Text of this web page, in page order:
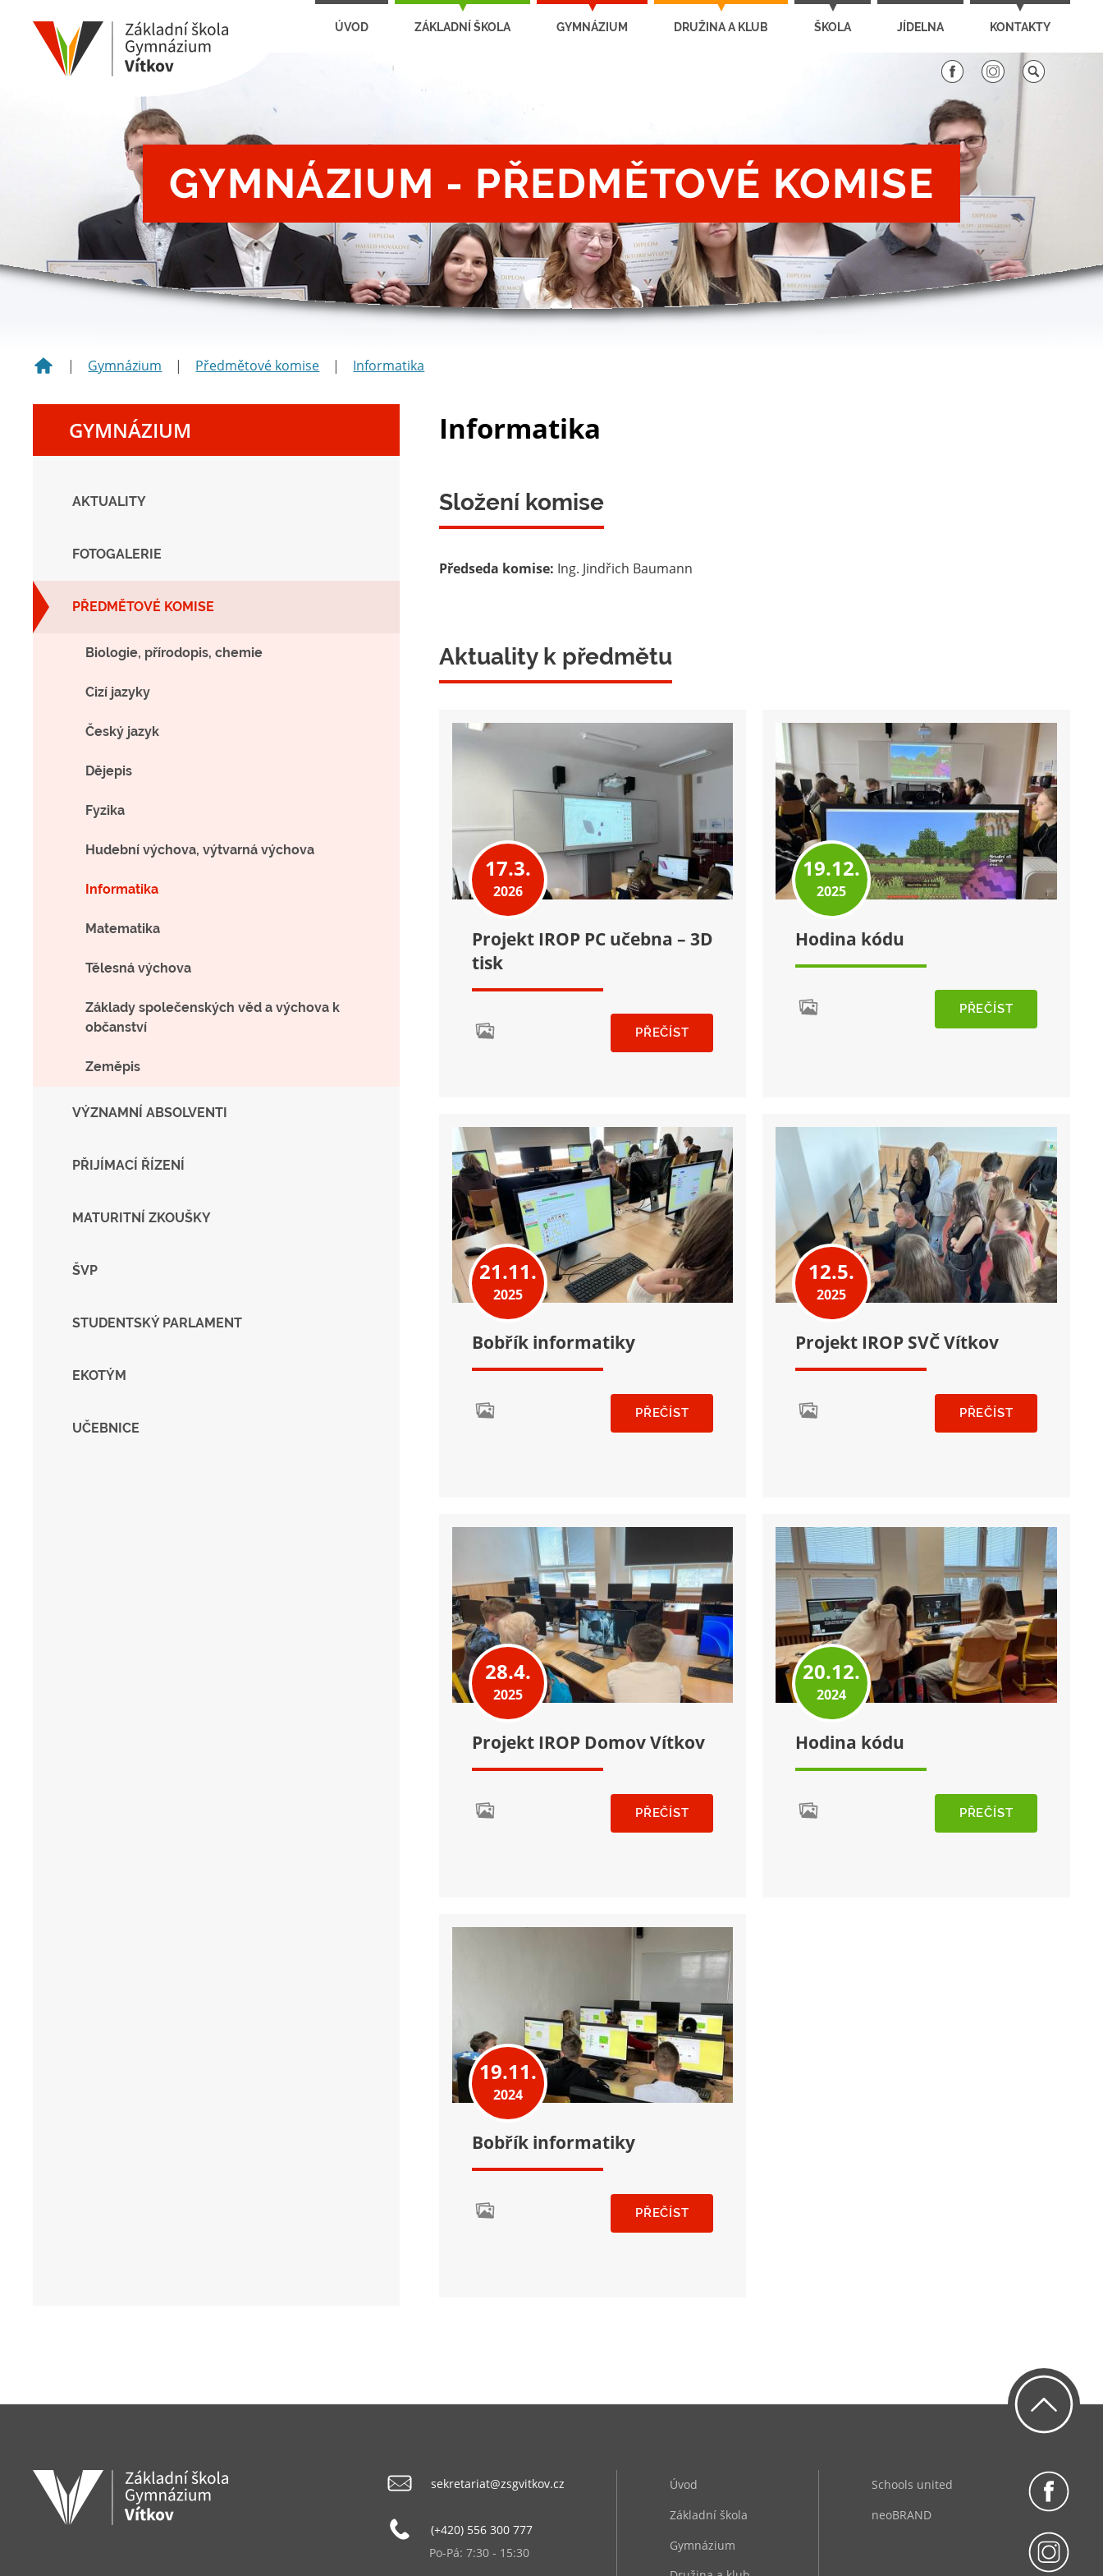
ÚVOD ZÁKLADNÍ ŠKOLA GYMNÁZIUM DRUŽINA A KLUB ŠKOLA JÍDELNA KONTAKTY
GYMNÁZIUM - PŘEDMĚTOVÉ KOMISE
| Gymnázium | Předmětové komise | Informatika
Informatika
Složení komise
Předseda komise: Ing. Jindřich Baumann
Aktuality k předmětu
17.3.
2026
Projekt IROP PC učebna – 3D
tisk
PŘEČÍST
19.12.
2025
Hodina kódu
PŘEČÍST
21.11.
2025
Bobřík informatiky
PŘEČÍST
12.5.
2025
Projekt IROP SVČ Vítkov
PŘEČÍST
28.4.
2025
Projekt IROP Domov Vítkov
PŘEČÍST
20.12.
2024
Hodina kódu
PŘEČÍST
19.11.
2024
Bobřík informatiky
PŘEČÍST
GYMNÁZIUM
AKTUALITY
FOTOGALERIE
PŘEDMĚTOVÉ KOMISE
Biologie, přírodopis, chemie
Cizí jazyky
Český jazyk
Dějepis
Fyzika
Hudební výchova, výtvarná výchova
Informatika
Matematika
Tělesná výchova
Základy společenských věd a výchova k
občanství
Zeměpis
VÝZNAMNÍ ABSOLVENTI
PŘIJÍMACÍ ŘÍZENÍ
MATURITNÍ ZKOUŠKY
ŠVP
STUDENTSKÝ PARLAMENT
EKOTÝM
UČEBNICE
sekretariat@zsgvitkov.cz
(+420) 556 300 777
Po-Pá: 7:30 - 15:30
Úvod
Základní škola
Gymnázium
Schools united
neoBRAND